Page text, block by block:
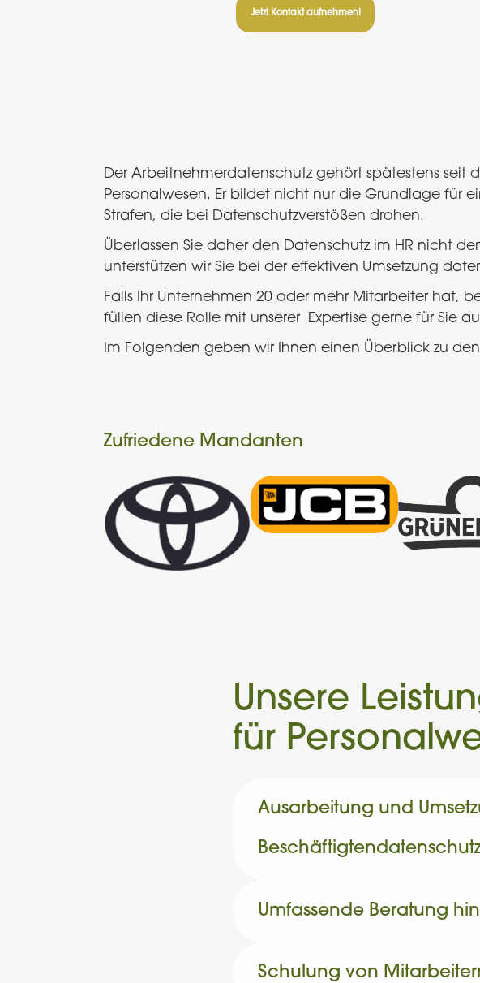
Jetzt Kontakt aufnehmen!
Der Arbeitnehmerdatenschutz gehört spätestens seit
Personalwesen. Er bildet nicht nur die Grundlage für
Strafen, die bei Datenschutzverstößen drohen.
Überlassen Sie daher den Datenschutz im HR nicht
unterstützen wir Sie bei der effektiven Umsetzung
Falls Ihr Unternehmen 20 oder mehr Mitarbeiter hat,
füllen diese Rolle mit unserer Expertise gerne für Sie
Im Folgenden geben wir Ihnen einen Überblick zu
Zufriedene Mandanten
Unsere
für
Ausarbeitung und
Umfassende Beratung
Schulung von